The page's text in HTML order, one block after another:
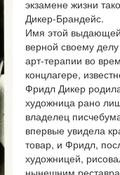
экзамене жизни
Дикер-Брандейс.
Имя этой
верной своему
арт-терапии во
концлагере,
Фридл Дикер
художница рано
владелец
впервые увидела
товар, и Фридл,
художницей,
нынешним